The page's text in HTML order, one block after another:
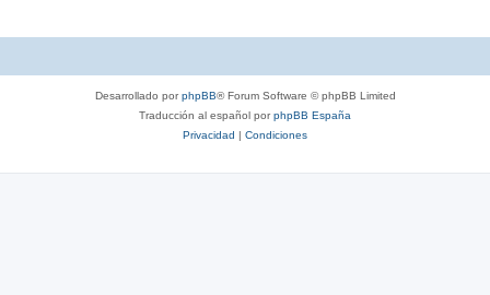
Desarrollado porphpBB® Forum Software © phpBB Limited
Traducción al español porphpBB España
Privacidad | Condiciones